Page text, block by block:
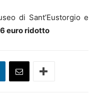
di Sant’Eustorgio e
euro ridotto